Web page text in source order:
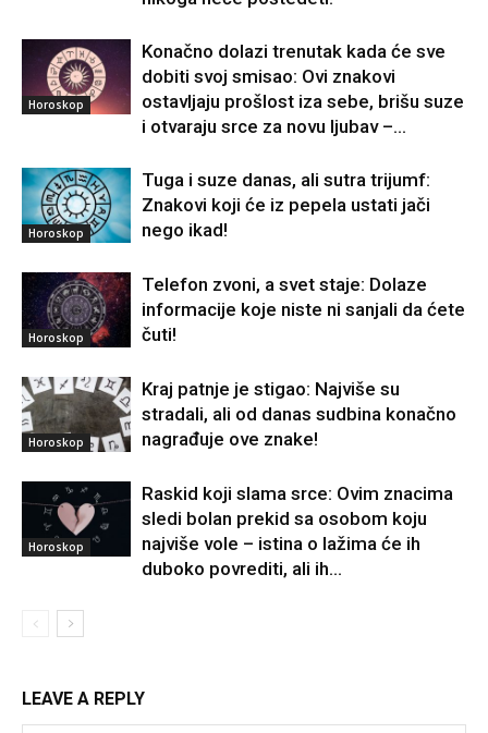
Horoskop
Konačno dolazi trenutak kada će sve
dobiti svoj smisao: Ovi znakovi
ostavljaju prošlost iza sebe, brišu suze
i otvaraju srce za novu ljubav –...
Horoskop
Tuga i suze danas, ali sutra trijumf:
Znakovi koji će iz pepela ustati jači
nego ikad!
Horoskop
Telefon zvoni, a svet staje: Dolaze
informacije koje niste ni sanjali da ćete
čuti!
Horoskop
Kraj patnje je stigao: Najviše su
stradali, ali od danas sudbina konačno
nagrađuje ove znake!
Horoskop
Raskid koji slama srce: Ovim znacima
sledi bolan prekid sa osobom koju
najviše vole – istina o lažima će ih
duboko povrediti, ali ih...
LEAVE A REPLY